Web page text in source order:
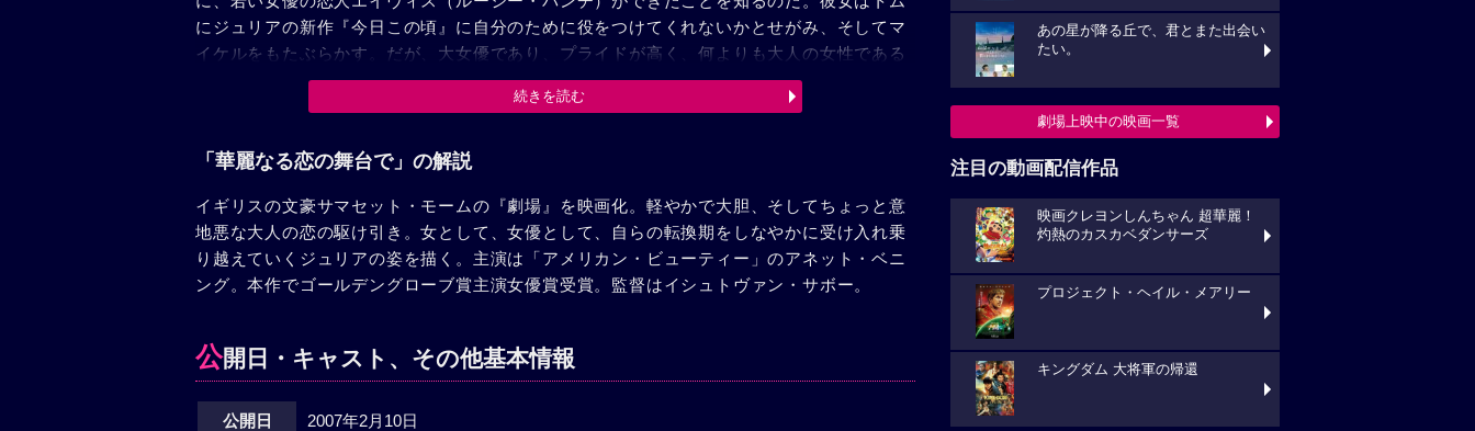
にジュリアの新作『今日この頃』に自分のために役をつけてくれないかとせがみ、そしてマ
イケルをもたぶらかす。だが、大女優であり、プライドが高く、何よりも大人の女性である
彼女は、トムの願いを聞きいれ、その野心的なエイヴィスを自らの舞台に抜擢までして、余
裕の素振りを見せるのだった。「どうも変だ。彼女はやさしすぎる」訝しげにつぶやくマイ
まうかのように見えたジュリア。けれど、傷ついただけでは終わらないのが、大人の恋。開
を用意して、今、幕をあけようとしていた。
続きを読む
「華麗なる恋の舞台で」の解説
イギリスの文豪サマセット・モームの『劇場』を映画化。軽やかで大胆、そしてちょっと意
地悪な大人の恋の駆け引き。女として、女優として、自らの転換期をしなやかに受け入れ乗
り越えていくジュリアの姿を描く。主演は「アメリカン・ビューティー」のアネット・ベニ
ング。本作でゴールデングローブ賞主演女優賞受賞。監督はイシュトヴァン・サボー。
公開日・キャスト、その他基本情報
公開日 2007年2月10日
あの星が降る丘で、君とまた出会い
たい。
劇場上映中の映画一覧
注目の動画配信作品
映画クレヨンしんちゃん 超華麗！
灼熱のカスカベダンサーズ
プロジェクト・ヘイル・メアリー
キングダム 大将軍の帰還